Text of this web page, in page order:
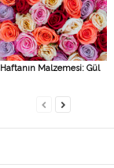
Haftanın Malzemesi: Gül